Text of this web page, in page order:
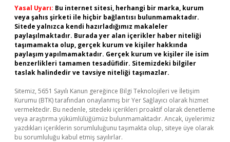
Yasal Uyarı: Bu internet sitesi, herhangi bir marka, kurum
veya şahıs şirketi ile hiçbir bağlantısı bulunmamaktadır.
Sitede yalnızca kendi hazırladığımız makaleler
paylaşılmaktadır. Burada yer alan içerikler haber niteliği
taşımamakta olup, gerçek kurum ve kişiler hakkında
paylaşım yapılmamaktadır. Gerçek kurum ve kişiler ile isim
benzerlikleri tamamen tesadüfidir. Sitemizdeki bilgiler
taslak halindedir ve tavsiye niteliği taşımazlar.
Sitemiz, 5651 Sayılı Kanun gereğince Bilgi Teknolojileri ve İletişim
Kurumu (BTK) tarafından onaylanmış bir Yer Sağlayıcı olarak hizmet
vermektedir. Bu nedenle, sitedeki içerikleri proaktif olarak denetleme
veya araştırma yükümlülüğümüz bulunmamaktadır. Ancak, üyelerimiz
yazdıkları içeriklerin sorumluluğunu taşımakta olup, siteye üye olarak
bu sorumluluğu kabul etmiş sayılırlar.